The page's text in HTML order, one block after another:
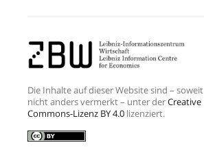
Die Inhalte auf dieser Website sind – soweit
nicht anders vermerkt – unter derCreative
Commons-Lizenz BY 4.0 lizenziert.